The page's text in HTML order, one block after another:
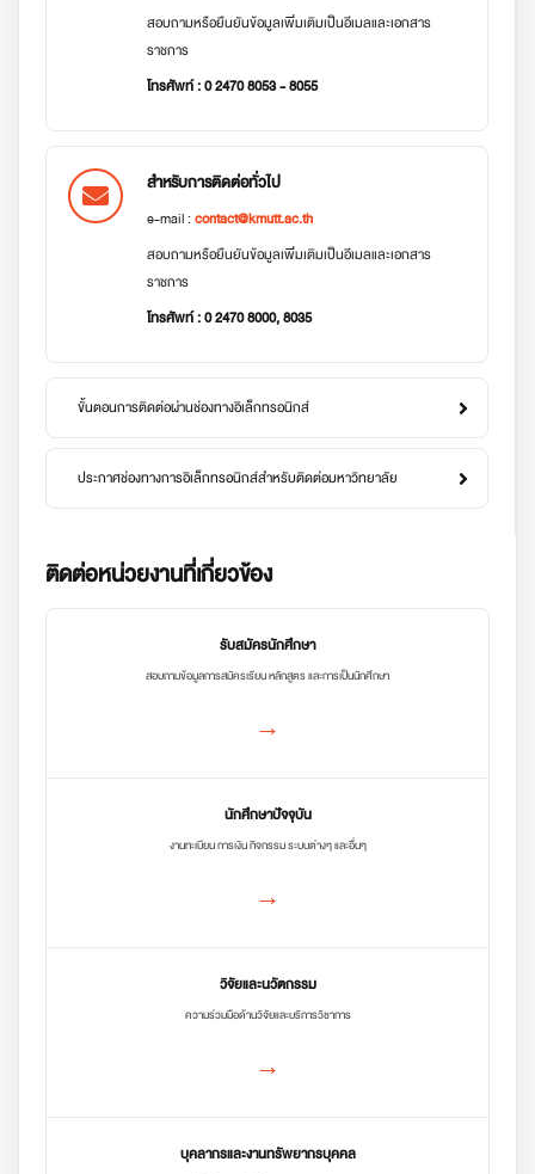
สอบถามหรือยืนยันข้อมูลเพิ่มเติมเป็นอีเมลและเอกสาร
ราชการ
โทรศัพท์ : 0 2470 8053 - 8055
สำหรับการติดต่อทั่วไป
e-mail :contact@kmutt.ac.th
สอบถามหรือยืนยันข้อมูลเพิ่มเติมเป็นอีเมลและเอกสาร
ราชการ
โทรศัพท์ : 0 2470 8000, 8035
ขั้นตอนการติดต่อผ่านช่องทางอิเล็กทรอนิกส์
ประกาศช่องทางการอิเล็กทรอนิกส์สำหรับติดต่อมหาวิทยาลัย
ติดต่อหน่วยงานที่เกี่ยวข้อง
รับสมัครนักศึกษา
สอบถามข้อมูลการสมัครเรียน หลักสูตร และการเป็นนักศึกษา
→
นักศึกษาปัจจุบัน
งานทะเบียน การเงิน กิจกรรม ระบบต่างๆ และอื่นๆ
→
วิจัยและนวัตกรรม
ความร่วมมือด้านวิจัยและบริการวิชาการ
→
บุคลากรและงานทรัพยากรบุคคล